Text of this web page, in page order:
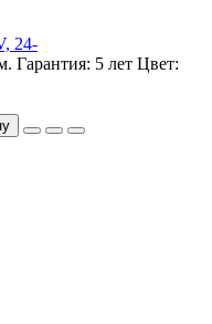
24-
Гарантия: 5 лет Цвет: